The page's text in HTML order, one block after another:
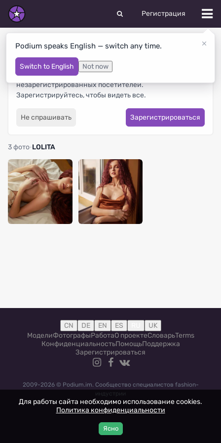
Регистрация
Podium speaks English — switch any time.
Switch to English Not now
Chocolate
Некоторые виды содержимого скрыты от
незарегистрированных посетителей.
Зарегистрируйтесь, чтобы видеть все.
Не спрашивать Зарегистрироваться
3 фото·LOLITA
CN DE EN ES
UK
МоделиФотографыРаботаО проектеСловарьTerms
КонфиденциальностьПомощьПоддержка
Зарегистрироваться
2009-2026 © Podium.im. Сообщество специалистов fashion-
индустрии
Для работы сайта необходимо использование cookies.
Политика конфиденциальности
Ясно